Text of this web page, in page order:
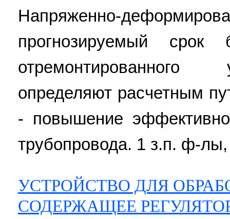
Напряженно-
прогнозируемый срок
отремонтированного
определяют расчетным
- повышение
трубопровода. 1 з.п. ф-
УСТРОЙСТВО ДЛЯ
СОДЕРЖАЩЕЕ